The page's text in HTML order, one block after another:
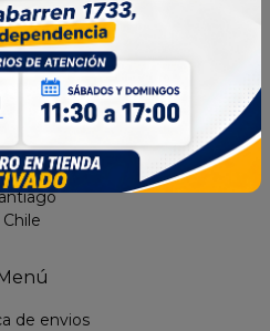
limpieza, frescura y
en cada uso.
3921 1105
independencia,
Chile
de envios